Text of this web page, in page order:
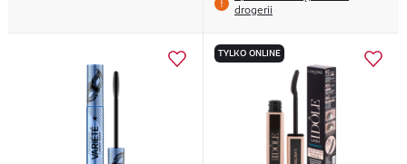
drogerii
TYLKO ONLINE